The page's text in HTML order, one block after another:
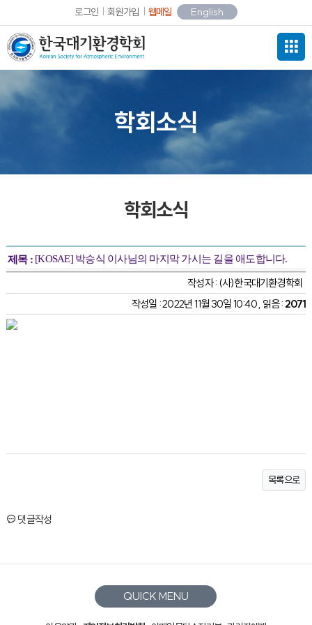
로그인 회원가입 웹메일 English
학회소식
학회소식
제목 :[KOSAE] 박승식 이사님의 마지막 가시는 길을 애도합니다.
작성자 : (사)한국대기환경학회
작성일 : 2022년 11월 30일 10:40 , 읽음 :2071
목록으로
댓글작성
QUICK MENU